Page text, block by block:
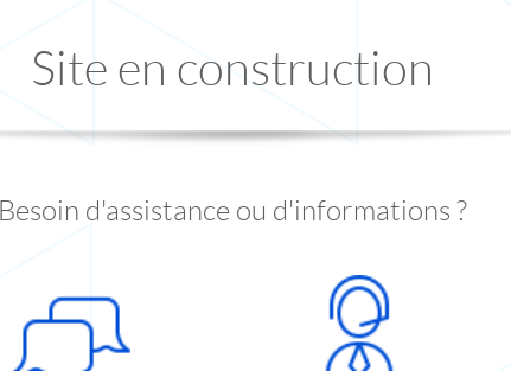
Site en construction
Besoin d'assistance ou d'informations ?